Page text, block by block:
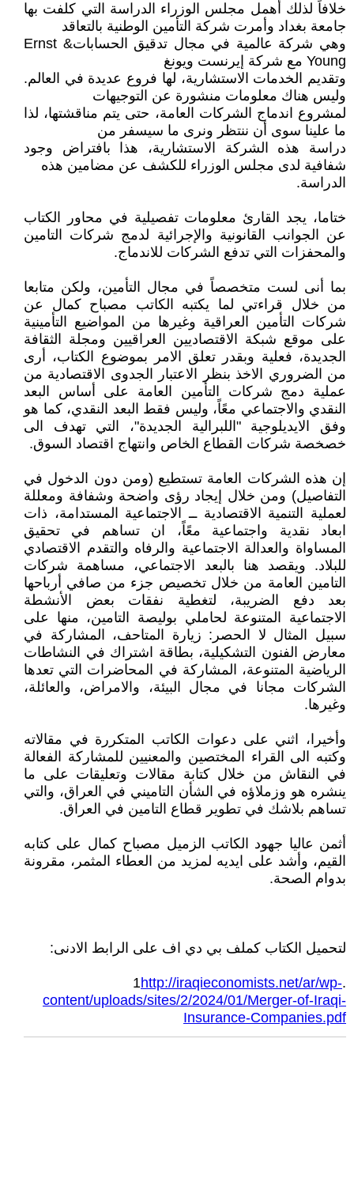
خلافاً لذلك أهمل مجلس الوزراء الدراسة التي كلفت بها
جامعة بغداد وأمرت شركة التأمين الوطنية بالتعاقد
وهي شركة عالمية في مجال تدقيق الحساباتErnst &
Young مع شركة إيرنست ويونغ
وتقديم الخدمات الاستشارية، لها فروع عديدة في العالم.
وليس هناك معلومات منشورة عن التوجيهات
لمشروع اندماج الشركات العامة، حتى يتم مناقشتها، لذا
ما علينا سوى أن ننتظر ونرى ما سيسفر من
دراسة هذه الشركة الاستشارية، هذا بافتراض وجود
شفافية لدى مجلس الوزراء للكشف عن مضامين هذه
الدراسة.
ختاما، يجد القارئ معلومات تفصيلية في محاور الكتاب
عن الجوانب القانونية والإجرائية لدمج شركات التامين
والمحفزات التي تدفع الشركات للاندماج.
بما أنى لست متخصصاً في مجال التأمين، ولكن متابعا
من خلال قراءتي لما يكتبه الكاتب مصباح كمال عن
شركات التأمين العراقية وغيرها من المواضيع التأمينية
على موقع شبكة الاقتصاديين العراقيين ومجلة الثقافة
الجديدة، فعلية وبقدر تعلق الامر بموضوع الكتاب، أرى
من الضروري الاخذ بنظر الاعتبار الجدوى الاقتصادية من
عملية دمج شركات التأمين العامة على أساس البعد
النقدي والاجتماعي معًاً، وليس فقط البعد النقدي، كما هو
وفق الايديلوجية "اللبرالية الجديدة"، التي تهدف الى
خصخصة شركات القطاع الخاص وانتهاج اقتصاد السوق.
إن هذه الشركات العامة تستطيع (ومن دون الدخول في
التفاصيل) ومن خلال إيجاد رؤى واضحة وشفافة ومعللة
لعملية التنمية الاقتصادية ــ الاجتماعية المستدامة، ذات
ابعاد نقدية واجتماعية معًاً، ان تساهم في تحقيق
المساواة والعدالة الاجتماعية والرفاه والتقدم الاقتصادي
للبلاد. ويقصد هنا بالبعد الاجتماعي، مساهمة شركات
التامين العامة من خلال تخصيص جزء من صافي أرباحها
بعد دفع الضريبة، لتغطية نفقات بعض الأنشطة
الاجتماعية المتنوعة لحاملي بوليصة التامين، منها على
سبيل المثال لا الحصر: زيارة المتاحف، المشاركة في
معارض الفنون التشكيلية، بطاقة اشتراك في النشاطات
الرياضية المتنوعة، المشاركة في المحاضرات التي تعدها
الشركات مجانا في مجال البيئة، والامراض، والعائلة،
وغيرها.
وأخيرا، اثني على دعوات الكاتب المتكررة في مقالاته
وكتبه الى القراء المختصين والمعنيين للمشاركة الفعالة
في النقاش من خلال كتابة مقالات وتعليقات على ما
ينشره هو وزملاؤه في الشأن التاميني في العراق، والتي
تساهم بلاشك في تطوير قطاع التامين في العراق.
أثمن عاليا جهود الكاتب الزميل مصباح كمال على كتابه
القيم، وأشد على ايديه لمزيد من العطاء المثمر، مقرونة
بدوام الصحة.
لتحميل الكتاب كملف بي دي اف على الرابط الادنى:
.1
http://iraqieconomists.net/ar/wp-
content/uploads/sites/2/2024/01/Merger-of-Iraqi-
Insurance-Companies.pdf